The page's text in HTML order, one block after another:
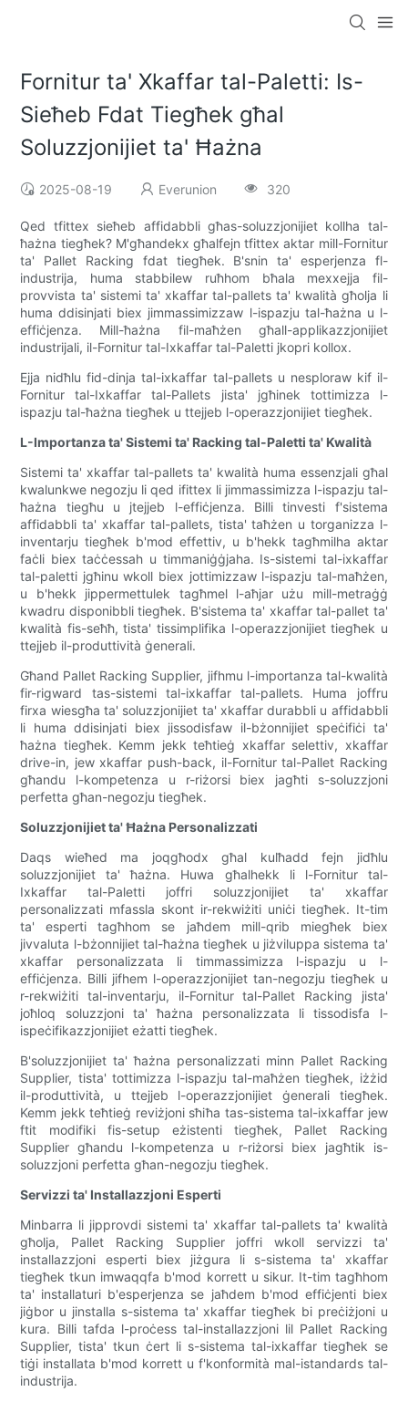
Fornitur ta' Xkaffar tal-Paletti: Is-
Sieħeb Fdat Tiegħek għal
Soluzzjonijiet ta' Ħażna
2025-08-19 Everunion 320
Qed tfittex sieħeb affidabbli għas-soluzzjonijiet kollha tal-
ħażna tiegħek? M'għandekx għalfejn tfittex aktar mill-Fornitur
ta' Pallet Racking fdat tiegħek. B'snin ta' esperjenza fl-
industrija, huma stabbilew ruħhom bħala mexxejja fil-
provvista ta' sistemi ta' xkaffar tal-pallets ta' kwalità għolja li
huma ddisinjati biex jimmassimizzaw l-ispazju tal-ħażna u l-
effiċjenza. Mill-ħażna fil-maħżen għall-applikazzjonijiet
industrijali, il-Fornitur tal-Ixkaffar tal-Paletti jkopri kollox.
Ejja nidħlu fid-dinja tal-ixkaffar tal-pallets u nesploraw kif il-
Fornitur tal-Ixkaffar tal-Pallets jista' jgħinek tottimizza l-
ispazju tal-ħażna tiegħek u ttejjeb l-operazzjonijiet tiegħek.
L-Importanza ta' Sistemi ta' Racking tal-Paletti ta' Kwalità
Sistemi ta' xkaffar tal-pallets ta' kwalità huma essenzjali għal
kwalunkwe negozju li qed ifittex li jimmassimizza l-ispazju tal-
ħażna tiegħu u jtejjeb l-effiċjenza. Billi tinvesti f'sistema
affidabbli ta' xkaffar tal-pallets, tista' taħżen u torganizza l-
inventarju tiegħek b'mod effettiv, u b'hekk tagħmilha aktar
faċli biex taċċessah u timmaniġġjaha. Is-sistemi tal-ixkaffar
tal-paletti jgħinu wkoll biex jottimizzaw l-ispazju tal-maħżen,
u b'hekk jippermettulek tagħmel l-aħjar użu mill-metraġġ
kwadru disponibbli tiegħek. B'sistema ta' xkaffar tal-pallet ta'
kwalità fis-seħħ, tista' tissimplifika l-operazzjonijiet tiegħek u
ttejjeb il-produttività ġenerali.
Għand Pallet Racking Supplier, jifhmu l-importanza tal-kwalità
fir-rigward tas-sistemi tal-ixkaffar tal-pallets. Huma joffru
firxa wiesgħa ta' soluzzjonijiet ta' xkaffar durabbli u affidabbli
li huma ddisinjati biex jissodisfaw il-bżonnijiet speċifiċi ta'
ħażna tiegħek. Kemm jekk teħtieġ xkaffar selettiv, xkaffar
drive-in, jew xkaffar push-back, il-Fornitur tal-Pallet Racking
għandu l-kompetenza u r-riżorsi biex jagħti s-soluzzjoni
perfetta għan-negozju tiegħek.
Soluzzjonijiet ta' Ħażna Personalizzati
Daqs wieħed ma joqgħodx għal kulħadd fejn jidħlu
soluzzjonijiet ta' ħażna. Huwa għalhekk li l-Fornitur tal-
Ixkaffar tal-Paletti joffri soluzzjonijiet ta' xkaffar
personalizzati mfassla skont ir-rekwiżiti uniċi tiegħek. It-tim
ta' esperti tagħhom se jaħdem mill-qrib miegħek biex
jivvaluta l-bżonnijiet tal-ħażna tiegħek u jiżviluppa sistema ta'
xkaffar personalizzata li timmassimizza l-ispazju u l-
effiċjenza. Billi jifhem l-operazzjonijiet tan-negozju tiegħek u
r-rekwiżiti tal-inventarju, il-Fornitur tal-Pallet Racking jista'
joħloq soluzzjoni ta' ħażna personalizzata li tissodisfa l-
ispeċifikazzjonijiet eżatti tiegħek.
B'soluzzjonijiet ta' ħażna personalizzati minn Pallet Racking
Supplier, tista' tottimizza l-ispazju tal-maħżen tiegħek, iżżid
il-produttività, u ttejjeb l-operazzjonijiet ġenerali tiegħek.
Kemm jekk teħtieġ reviżjoni sħiħa tas-sistema tal-ixkaffar jew
ftit modifiki fis-setup eżistenti tiegħek, Pallet Racking
Supplier għandu l-kompetenza u r-riżorsi biex jagħtik is-
soluzzjoni perfetta għan-negozju tiegħek.
Servizzi ta' Installazzjoni Esperti
Minbarra li jipprovdi sistemi ta' xkaffar tal-pallets ta' kwalità
għolja, Pallet Racking Supplier joffri wkoll servizzi ta'
installazzjoni esperti biex jiżgura li s-sistema ta' xkaffar
tiegħek tkun imwaqqfa b'mod korrett u sikur. It-tim tagħhom
ta' installaturi b'esperjenza se jaħdem b'mod effiċjenti biex
jiġbor u jinstalla s-sistema ta' xkaffar tiegħek bi preċiżjoni u
kura. Billi tafda l-proċess tal-installazzjoni lil Pallet Racking
Supplier, tista' tkun ċert li s-sistema tal-ixkaffar tiegħek se
tiġi installata b'mod korrett u f'konformità mal-istandards tal-
industrija.